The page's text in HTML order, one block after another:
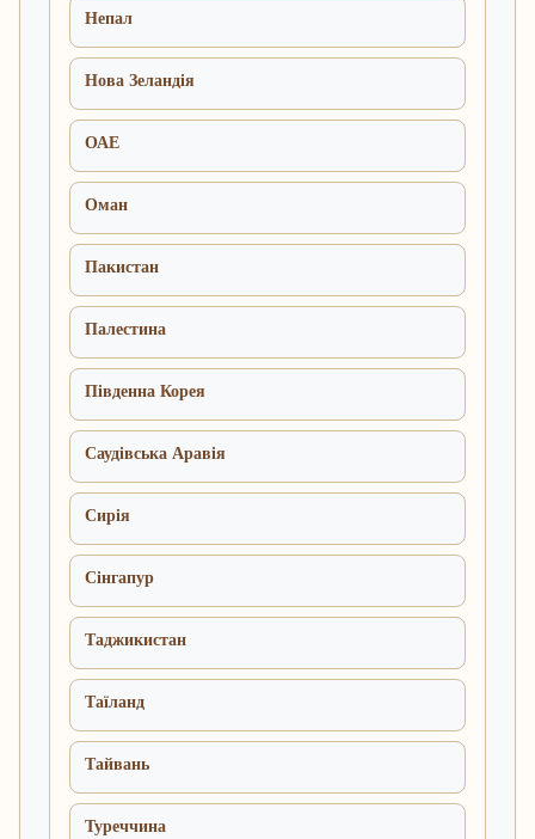
Непал
Нова Зеландія
ОАЕ
Оман
Пакистан
Палестина
Південна Корея
Саудівська Аравія
Сирія
Сінгапур
Таджикистан
Таїланд
Тайвань
Туреччина